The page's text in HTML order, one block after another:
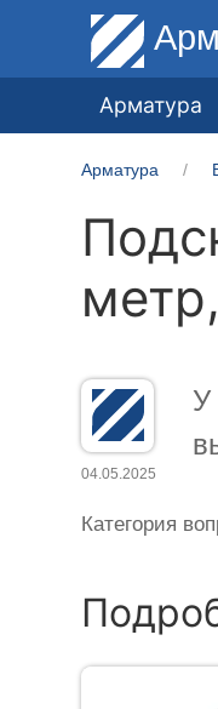
Арматура
Арматура
04.05.2025
У
Категория